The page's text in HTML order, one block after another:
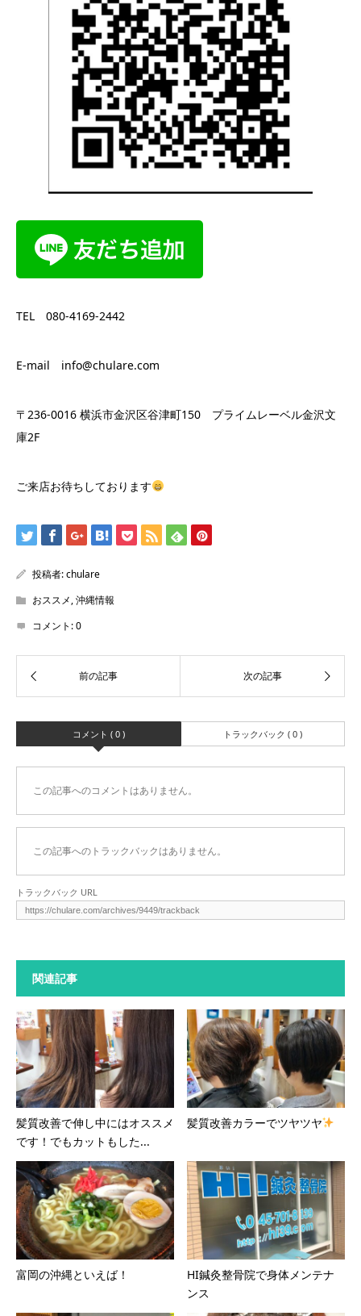
TEL 080-4169-2442
E-mail info@chulare.com
〒236-0016 横浜市金沢区谷津町150 プライムレーベル金沢文
庫2F
ご来店お待ちしております
投稿者:chulare
おススメ,沖縄情報
コメント:0
コメント ( 0 ) トラックバック ( 0 )
この記事へのコメントはありません。
この記事へのトラックバックはありません。
トラックバック URL
関連記事
髪質改善で伸し中にはオススメ
です！でもカットもした...
髪質改善カラーでツヤツヤ
富岡の沖縄といえば！
HI鍼灸整骨院で身体メンテナ
ンス